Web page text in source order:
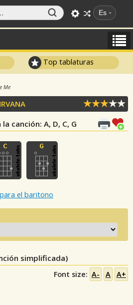
Es
Top tablaturas
Me
canción: A, D, C, G
el baritono
simplificada)
Font size: A- A A+